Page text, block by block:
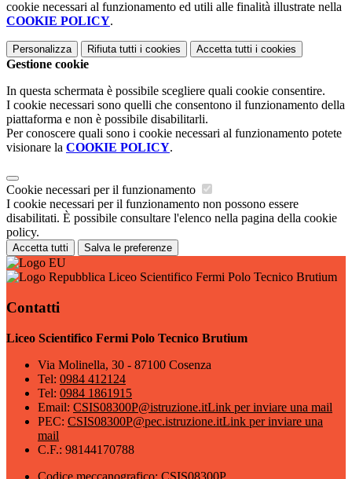
cookie necessari al funzionamento ed utili alle finalità illustrate nella
COOKIE POLICY.
Personalizza Rifiuta tutti i cookies Accetta tutti i cookies
Gestione cookie
In questa schermata è possibile scegliere quali cookie consentire.
I cookie necessari sono quelli che consentono il funzionamento della
piattaforma e non è possibile disabilitarli.
Per conoscere quali sono i cookie necessari al funzionamento potete
visionare la COOKIE POLICY.
Cookie necessari per il funzionamento
I cookie necessari per il funzionamento non possono essere
disabilitati. È possibile consultare l'elenco nella pagina della cookie
policy.
Accetta tutti Salva le preferenze
Liceo Scientifico Fermi Polo Tecnico Brutium
Contatti
Liceo Scientifico Fermi Polo Tecnico Brutium
Via Molinella, 30 - 87100 Cosenza
Tel: 0984 412124
Tel: 0984 1861915
Email: CSIS08300P@istruzione.itLink per inviare una mail
PEC: CSIS08300P@pec.istruzione.itLink per inviare una
mail
C.F.: 98144170788
Codice meccanografico: CSIS08300P